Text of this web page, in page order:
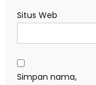
Situs Web
Simpan nama,